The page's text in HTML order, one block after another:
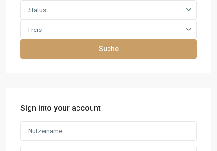
Status
Preis
Suche
Sign into your account